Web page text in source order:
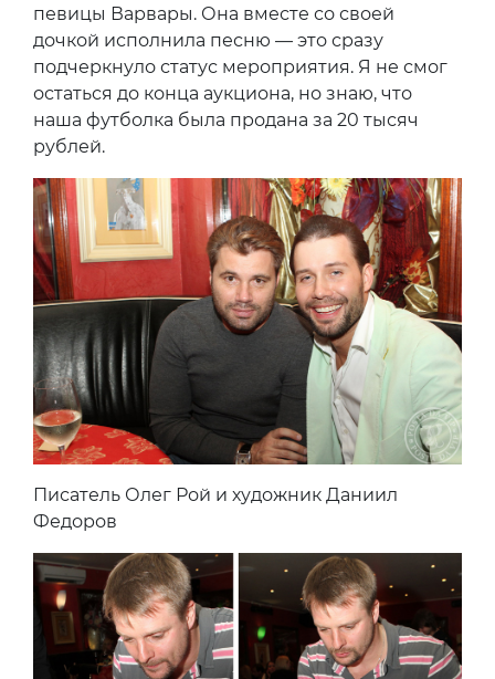
певицы Варвары. Она вместе со своей
дочкой исполнила песню — это сразу
подчеркнуло статус мероприятия. Я не смог
остаться до конца аукциона, но знаю, что
наша футболка была продана за 20 тысяч
рублей.
Писатель Олег Рой и художник Даниил
Федоров